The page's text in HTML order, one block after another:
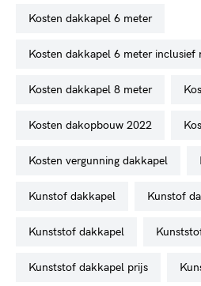
kosten dakkapel 6 meter
kosten dakkapel 6 meter inclusief
kosten dakkapel 8 meter
kosten dakopbouw 2022
kosten vergunning dakkapel
kunstof dakkapel kunstof
kunststof dakkapel
kunststof dakkapel prijs